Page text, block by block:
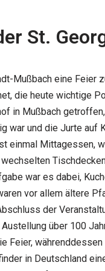
St.
Mußbach eine Feier
die heute wichtige
in Mußbach
war und die Jurte
einmal Mittagessen,
war es dabei,
vor allem ältere
der
über 100
Feier,
in Deutschland